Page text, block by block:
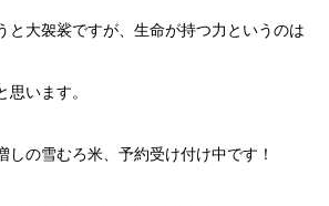
と大袈裟ですが、生命が持つ力というのは
います。
しの雪むろ米、予約受け付け中です！